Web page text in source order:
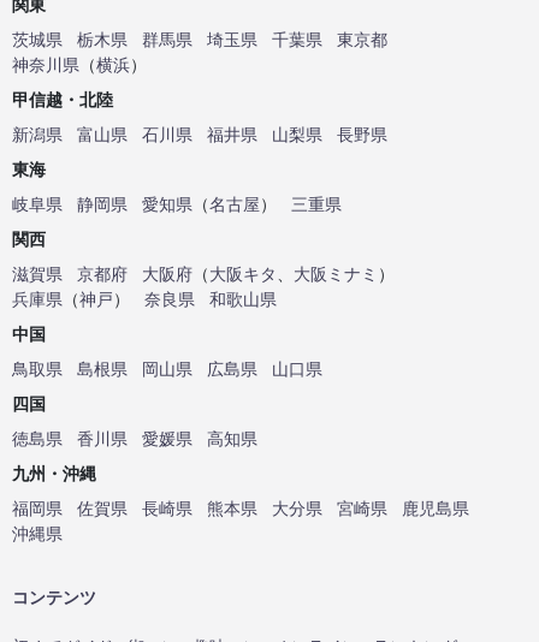
関東
茨城県
栃木県 群馬県 埼玉県 千葉県
東京都
神奈川県 （横浜）
甲信越・北陸
新潟県
富山県 石川県 福井県 山梨県
長野県
東海
岐阜県
静岡県 愛知県 （名古屋）
三重県
関西
滋賀県
京都府 大阪府 （大阪キタ 大阪ミナミ ）
兵庫県 （神戸） 奈良県
和歌山県
中国
鳥取県
島根県 岡山県 広島県
山口県
四国
徳島県
香川県 愛媛県
高知県
九州・沖縄
福岡県
佐賀県 長崎県 熊本県 大分県 宮崎県
鹿児島県
沖縄県
コンテンツ